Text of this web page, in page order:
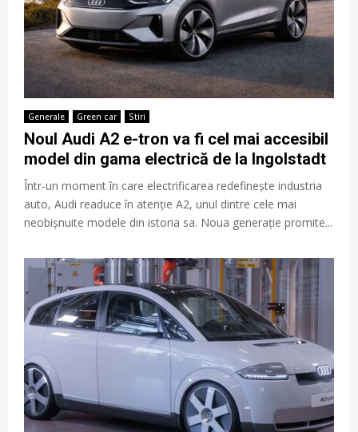
Generale Green car Stiri
Noul Audi A2 e-tron va fi cel mai accesibil
model din gama electrică de la Ingolstadt
Într-un moment în care electrificarea redefinește industria
auto, Audi readuce în atenție A2, unul dintre cele mai
neobișnuite modele din istoria sa. Noua generație promite...